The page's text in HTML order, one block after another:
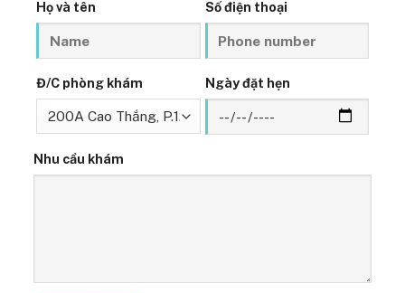
Họ và tên Số điện thoại
Đ/C phòng khám Ngày đặt hẹn
Nhu cầu khám